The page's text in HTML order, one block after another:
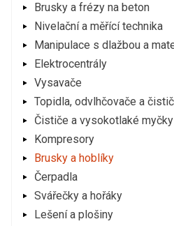
Brusky a frézy na beton
Nivelační a měřící technika
Manipulace s dlažbou a
Elektrocentrály
Vysavače
Topidla, odvlhčovače a
Čističe a vysokotlaké myčky
Kompresory
Brusky a hoblíky
Čerpadla
Svářečky a hořáky
Lešení a plošiny